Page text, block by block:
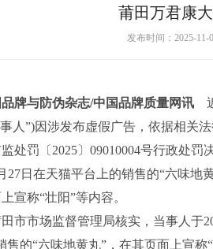
莆田万君康
发布时间：2025-
牌与防伪杂志/中国品牌质量网讯
人”)因涉发布虚假广告，依据相关
罚〔2025〕09010004号行政处罚
27日在天猫平台上的销售的“六味地
宣称“壮阳”等内容。
市场监督管理局核实，当事人于
售的“六味地黄丸”，在其页面上宣